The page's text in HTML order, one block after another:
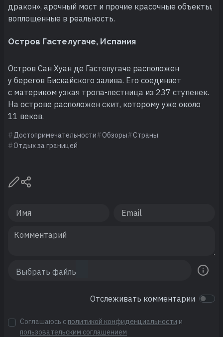
дракон», арочный мост и прочие красочные объекты,
воплощенные в реальность.
Остров Гастелугаче, Испания
Остров Сан Хуан де Гастелугаче расположен
у берегов Бискайского залива. Его соединяет
с материком узкая тропа-лестница из 237 ступенек.
На острове расположен скит, которому уже около
11 веков.
Достопримечательности Обзоры
Страны
Отдых за границей
Отслеживать комментарии
Соглашаюсь с политикой конфиденциальности и
пользовательским соглашением